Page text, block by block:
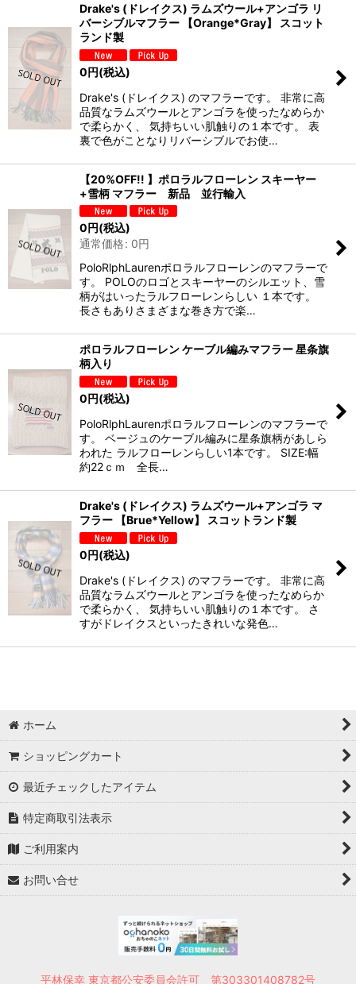
Drake's (ドレイクス) ラムズウール+アンゴラ リ
バーシブルマフラー 【Orange*Gray】 スコット
ランド製
0円(税込)
Drake's (ドレイクス) のマフラーです。 非常に高
品質なラムズウールとアンゴラを使ったなめらか
で柔らかく、 気持ちいい肌触りの１本です。 表
裏で色がことなりリバーシブルでお使…
【20%OFF!! 】ポロラルフローレン スキーヤー
+雪柄 マフラー 新品 並行輸入
0円(税込)
通常価格: 0円
PoloRlphLaurenポロラルフローレンのマフラーで
す。 POLOのロゴとスキーヤーのシルエット、雪
柄がはいったラルフローレンらしい １本です。
長さもありさまざまな巻き方で楽…
ポロラルフローレン ケーブル編みマフラー 星条旗
柄入り
0円(税込)
PoloRlphLaurenポロラルフローレンのマフラーで
す。 ベージュのケーブル編みに星条旗柄があしら
われた ラルフローレンらしい1本です。 SIZE:幅
約22ｃｍ 全長…
Drake's (ドレイクス) ラムズウール+アンゴラ マ
フラー 【Brue*Yellow】 スコットランド製
0円(税込)
Drake's (ドレイクス) のマフラーです。 非常に高
品質なラムズウールとアンゴラを使ったなめらか
で柔らかく、 気持ちいい肌触りの１本です。 さ
すがドレイクスといったきれいな発色…
ホーム
ショッピングカート
最近チェックしたアイテム
特定商取引法表示
ご利用案内
お問い合せ
平林保幸 東京都公安委員会許可 第303301408782号